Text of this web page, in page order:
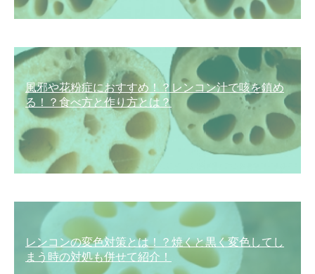
風邪や花粉症におすすめ！？レンコン汁で咳を鎮め
る！？食べ方と作り方とは？
レンコンの変色対策とは！？焼くと黒く変色してし
まう時の対処も併せて紹介！